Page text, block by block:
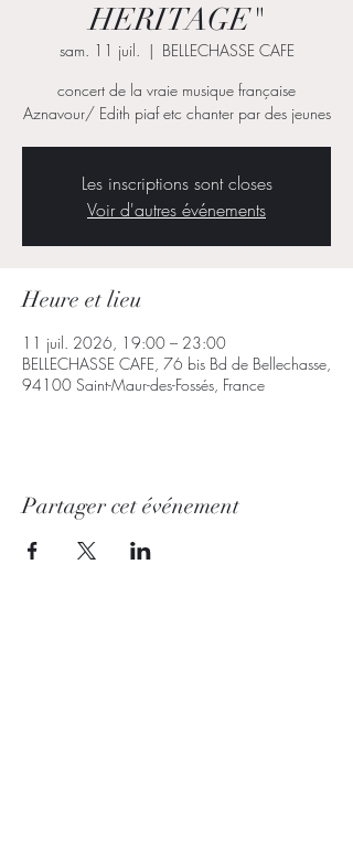
HERITAGE"
sam. 11 juil.
  |
BELLECHASSE CAFE
concert de la vraie musique française
Aznavour/ Edith piaf etc chanter par des jeunes
Les inscriptions sont closes
Voir d'autres événements
Heure et lieu
11 juil. 2026, 19:00 – 23:00
BELLECHASSE CAFE, 76 bis Bd de Bellechasse,
94100 Saint-Maur-des-Fossés, France
Partager cet événement